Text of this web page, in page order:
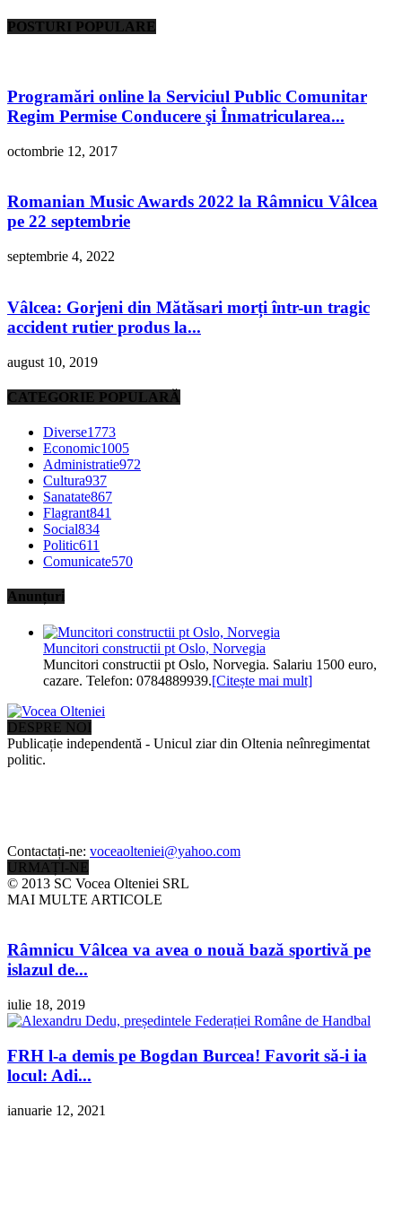
POSTURI POPULARE
Programări online la Serviciul Public Comunitar
Regim Permise Conducere şi Înmatricularea...
octombrie 12, 2017
Romanian Music Awards 2022 la Râmnicu Vâlcea
pe 22 septembrie
septembrie 4, 2022
Vâlcea: Gorjeni din Mătăsari morți într-un tragic
accident rutier produs la...
august 10, 2019
CATEGORIE POPULARĂ
Diverse1773
Economic1005
Administratie972
Cultura937
Sanatate867
Flagrant841
Social834
Politic611
Comunicate570
Anunțuri
Muncitori constructii pt Oslo, Norvegia
Muncitori constructii pt Oslo, Norvegia. Salariu 1500 euro,
cazare. Telefon: 0784889939.[Citește mai mult]
DESPRE NOI
Publicație independentă - Unicul ziar din Oltenia neînregimentat
politic.
Contactați-ne: voceaolteniei@yahoo.com
URMAȚI-NE
© 2013 SC Vocea Olteniei SRL
MAI MULTE ARTICOLE
Râmnicu Vâlcea va avea o nouă bază sportivă pe
islazul de...
iulie 18, 2019
FRH l-a demis pe Bogdan Burcea! Favorit să-i ia
locul: Adi...
ianuarie 12, 2021